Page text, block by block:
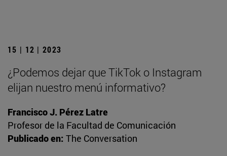
15 | 12 | 2023
¿Podemos dejar que TikTok o Instagram
elijan nuestro menú informativo?
Francisco J. Pérez Latre
Profesor de la Facultad de Comunicación
Publicado en: The Conversation